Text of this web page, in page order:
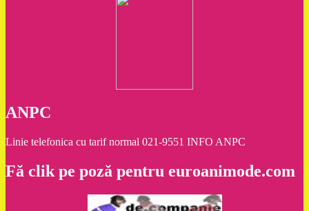
ANPC
Linie telefonica cu tarif normal 021-9551 INFO ANPC
Fă clik pe poză pentru euroanimode.com